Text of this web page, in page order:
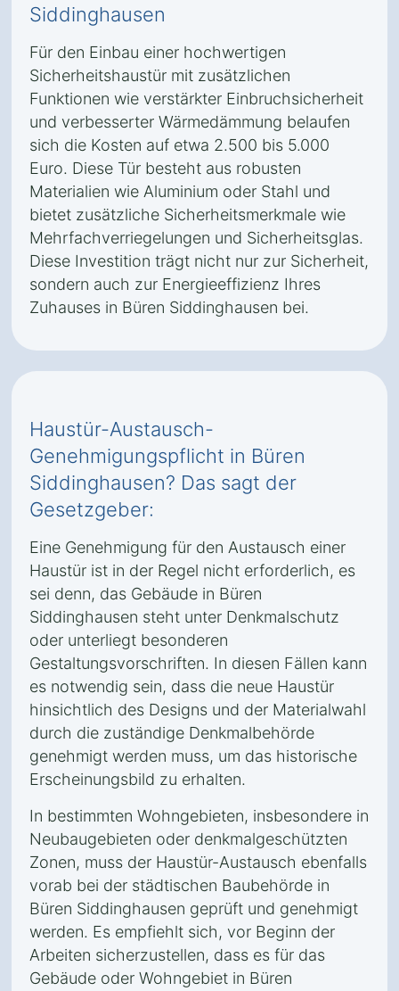
Siddinghausen
Für den Einbau einer hochwertigen
Sicherheitshaustür mit zusätzlichen
Funktionen wie verstärkter Einbruchsicherheit
und verbesserter Wärmedämmung belaufen
sich die Kosten auf etwa 2.500 bis 5.000
Euro. Diese Tür besteht aus robusten
Materialien wie Aluminium oder Stahl und
bietet zusätzliche Sicherheitsmerkmale wie
Mehrfachverriegelungen und Sicherheitsglas.
Diese Investition trägt nicht nur zur Sicherheit,
sondern auch zur Energieeffizienz Ihres
Zuhauses in Büren Siddinghausen bei.
Haustür-Austausch-
Genehmigungspflicht in Büren
Siddinghausen? Das sagt der
Gesetzgeber:
Eine Genehmigung für den Austausch einer
Haustür ist in der Regel nicht erforderlich, es
sei denn, das Gebäude in Büren
Siddinghausen steht unter Denkmalschutz
oder unterliegt besonderen
Gestaltungsvorschriften. In diesen Fällen kann
es notwendig sein, dass die neue Haustür
hinsichtlich des Designs und der Materialwahl
durch die zuständige Denkmalbehörde
genehmigt werden muss, um das historische
Erscheinungsbild zu erhalten.
In bestimmten Wohngebieten, insbesondere in
Neubaugebieten oder denkmalgeschützten
Zonen, muss der Haustür-Austausch ebenfalls
vorab bei der städtischen Baubehörde in
Büren Siddinghausen geprüft und genehmigt
werden. Es empfiehlt sich, vor Beginn der
Arbeiten sicherzustellen, dass es für das
Gebäude oder Wohngebiet in Büren